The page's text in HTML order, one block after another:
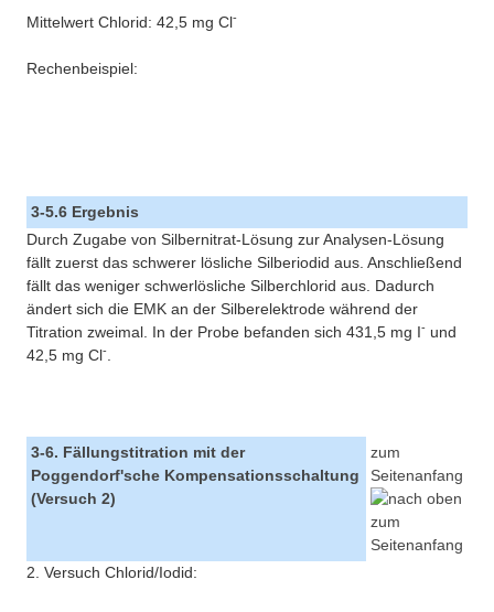
Mittelwert Chlorid: 42,5 mg Cl-
Rechenbeispiel:
3-5.6 Ergebnis
Durch Zugabe von Silbernitrat-Lösung zur Analysen-Lösung
fällt zuerst das schwerer lösliche Silberiodid aus. Anschließend
fällt das weniger schwerlösliche Silberchlorid aus. Dadurch
ändert sich die EMK an der Silberelektrode während der
Titration zweimal. In der Probe befanden sich 431,5 mg I- und
42,5 mg Cl-
3-6. Fällungstitration mit der
Poggendorf'sche Kompensationsschaltung
(Versuch 2)
zum
Seitenanfang
2. Versuch Chlorid/Iodid: